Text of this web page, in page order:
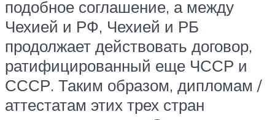
подобное соглашение, а между
Чехией и РФ, Чехией и РБ
продолжает действовать договор,
ратифицированный еще ЧССР и
СССР. Таким образом, дипломам /
аттестатам этих трех стран